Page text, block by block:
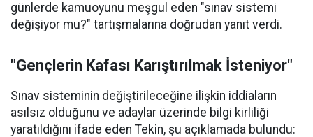
günlerde kamuoyunu meşgul eden "sınav sistemi
değişiyor mu?" tartışmalarına doğrudan yanıt verdi.
"Gençlerin Kafası Karıştırılmak İsteniyor"
Sınav sisteminin değiştirileceğine ilişkin iddiaların
asılsız olduğunu ve adaylar üzerinde bilgi kirliliği
yaratıldığını ifade eden Tekin, şu açıklamada bulundu: